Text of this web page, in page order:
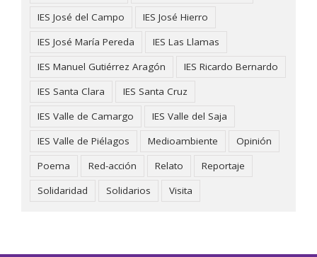
IES José del Campo
IES José Hierro
IES José María Pereda
IES Las Llamas
IES Manuel Gutiérrez Aragón
IES Ricardo Bernardo
IES Santa Clara
IES Santa Cruz
IES Valle de Camargo
IES Valle del Saja
IES Valle de Piélagos
Medioambiente
Opinión
Poema
Red-acción Relato
Reportaje
Solidaridad
Solidarios Visita